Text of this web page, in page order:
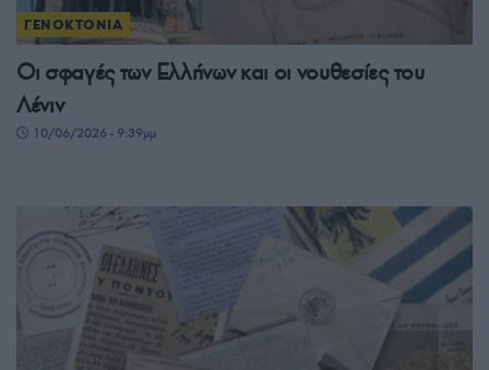
ΓΕΝΟΚΤΟΝΙΑ
Οι σφαγές των Ελλήνων και οι νουθεσίες του
Λένιν
10/06/2026 - 9:39μμ